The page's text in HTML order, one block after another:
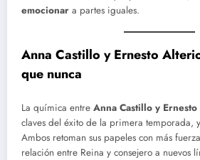
emocionar a partes iguales.
Anna Castillo y Ernesto
que nunca
La química entre Anna Castillo y
claves del éxito de la primera temporada,
Ambos retoman sus papeles con más
relación entre Reina y consejero a nuevos